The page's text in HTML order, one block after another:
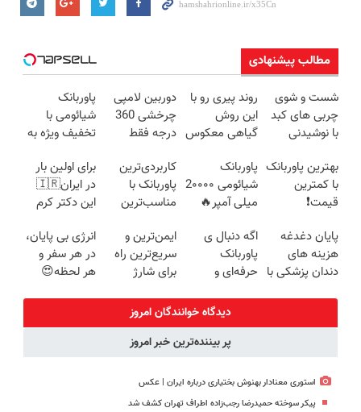
مطالب پیشنهادی
شست و شوی
چربی های کبد
با نوشیدنی
روند پیری رو با
این روش
گیاهی معکوس
دوربین لامپی
چرخشی 360
درجه فقط
🔥 پرداخت
درب منزل
پاوربانک
شیائومی با
تخفیف ویژه به
بهترین پاوربانک
با کمترین
قیمت❗
پاوربانک
شیائومی 2۰۰۰۰
میلی آمپر🔥
پرداخت درب
منزل)
کاربردی‌ترین
پاوربانک با
مناسب‌ترین
برای اولین بار
در ایران🇮🇷
این دکتر کرم
روزه ساخت!
پایان دغدغه
هزینه های
دندان پزشکی با
اگه دنبال ی
پاوربانک
حرفه‌ای و
تخفیف رو از
دست نده👌🏻
ایمن‌ترین و
سریع‌ترین راه
برای شارژ
انرژی بی پایان،
در هر سفر و
هر لحظه😍
تخفیف ویژه🔥
دیدگاه خوانندگان امروز
پر بیننده‌ترین خبر امروز
استوری معنادار بهنوش بختیاری درباره ایران | عکس
پیکر سوخته حمیدرضا رجب‌زاده اطراف تهران کشف شد